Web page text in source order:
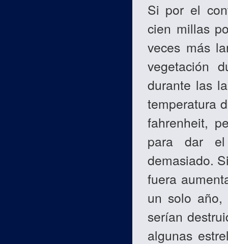
Si por el
cien millas
veces más
vegetación
durante las
temperatura
fahrenheit,
para dar
demasiado.
fuera
un solo
serían
algunas